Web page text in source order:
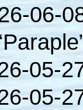
06-
05-
05-